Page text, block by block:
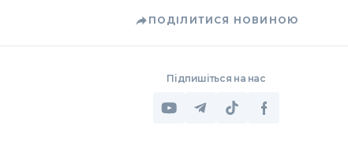
ПОДІЛИТИСЯ НОВИНОЮ
Підпишіться на нас